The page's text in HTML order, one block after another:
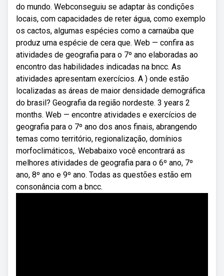
do mundo. Webconseguiu se adaptar às condições
locais, com capacidades de reter água, como exemplo
os cactos, algumas espécies como a carnaúba que
produz uma espécie de cera que. Web — confira as
atividades de geografia para o 7º ano elaboradas ao
encontro das habilidades indicadas na bncc. As
atividades apresentam exercícios. A ) onde estão
localizadas as áreas de maior densidade demográfica
do brasil? Geografia da região nordeste. 3 years 2
months. Web — encontre atividades e exercícios de
geografia para o 7º ano dos anos finais, abrangendo
temas como território, regionalização, domínios
morfoclimáticos,. Webabaixo você encontrará as
melhores atividades de geografia para o 6º ano, 7º
ano, 8º ano e 9º ano. Todas as questões estão em
consonância com a bncc.